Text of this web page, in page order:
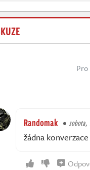
Randomak sobota,
žádna konverzace